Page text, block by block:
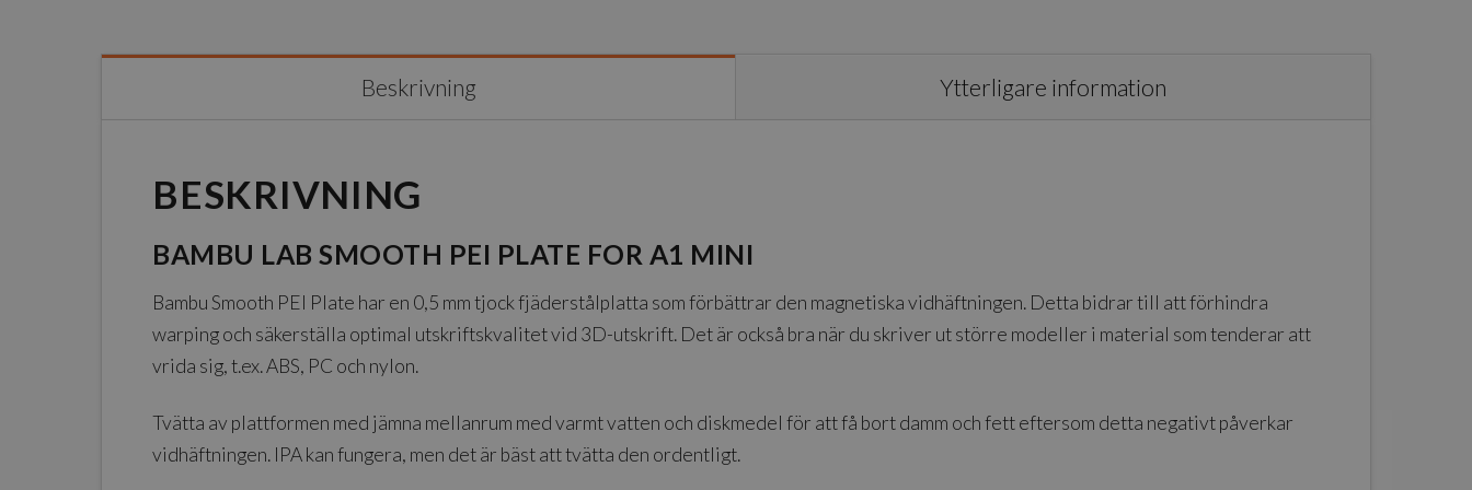
Beskrivning Ytterligare information
BESKRIVNING
BAMBU LAB SMOOTH PEI PLATE FOR A1 MINI
Bambu Smooth PEI Plate har en 0,5 mm tjock fjäderstålplatta som förbättrar den magnetiska vidhäftningen. Detta bidrar till att förhindra
warping och säkerställa optimal utskriftskvalitet vid 3D-utskrift. Det är också bra när du skriver ut större modeller i material som tenderar att
vrida sig, t.ex. ABS, PC och nylon.
Tvätta av plattformen med jämna mellanrum med varmt vatten och diskmedel för att få bort damm och fett eftersom detta negativt påverkar
vidhäftningen. IPA kan fungera, men det är bäst att tvätta den ordentligt.